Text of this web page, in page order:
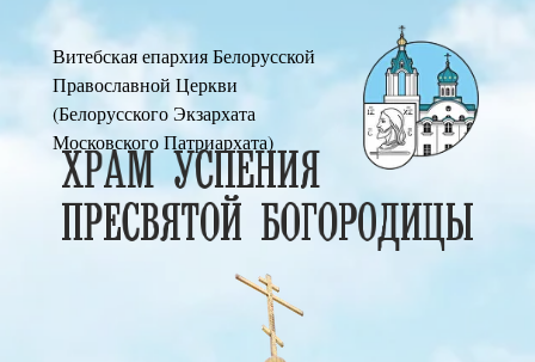
Витебская епархия Белорусской
Православной Церкви
(Белорусского Экзархата
Московского Патриархата)